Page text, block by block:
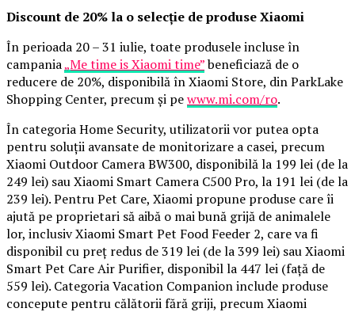
Discount de 20% la o selecție de produse Xiaomi
În perioada 20 – 31 iulie, toate produsele incluse în
campania„Me time is Xiaomi time”beneficiază de o
reducere de 20%, disponibilă în Xiaomi Store, din ParkLake
Shopping Center, precum și pewww.mi.com/ro.
În categoria Home Security, utilizatorii vor putea opta
pentru soluții avansate de monitorizare a casei, precum
Xiaomi Outdoor Camera BW300, disponibilă la 199 lei (de la
249 lei) sau Xiaomi Smart Camera C500 Pro, la 191 lei (de la
239 lei). Pentru Pet Care, Xiaomi propune produse care îi
ajută pe proprietari să aibă o mai bună grijă de animalele
lor, inclusiv Xiaomi Smart Pet Food Feeder 2, care va fi
disponibil cu preț redus de 319 lei (de la 399 lei) sau Xiaomi
Smart Pet Care Air Purifier, disponibil la 447 lei (față de
559 lei). Categoria Vacation Companion include produse
concepute pentru călătorii fără griji, precum Xiaomi